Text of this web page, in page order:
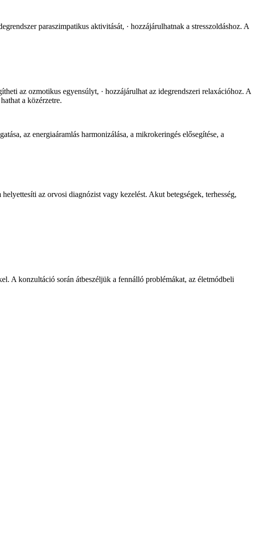
paraszimpatikus aktivitását, · hozzájárulhatnak a stresszoldáshoz. A
az ozmotikus egyensúlyt, · hozzájárulhat az idegrendszeri relaxációhoz. A
a közérzetre.
az energiaáramlás harmonizálása, a mikrokeringés elősegítése, a
az orvosi diagnózist vagy kezelést. Akut betegségek, terhesség,
A konzultáció során átbeszéljük a fennálló problémákat, az életmódbeli